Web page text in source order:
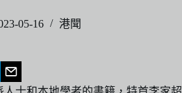
05-16 港聞